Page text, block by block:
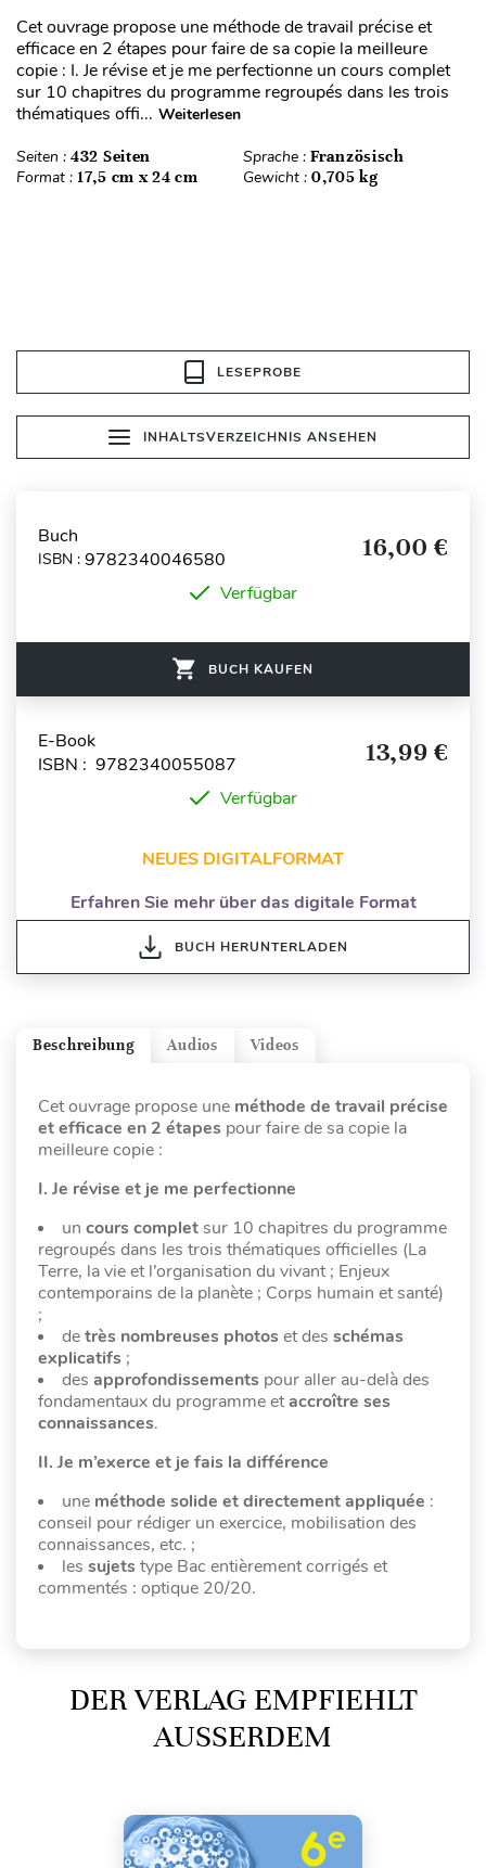
Cet ouvrage propose une méthode de travail précise et
efficace en 2 étapes pour faire de sa copie la meilleure
copie : I. Je révise et je me perfectionne un cours complet
sur 10 chapitres du programme regroupés dans les trois
thématiques offi... Weiterlesen
Seiten : 432 Seiten Sprache : Französisch
Format : 17,5 cm x 24 cm Gewicht : 0,705 kg
LESEPROBE
INHALTSVERZEICHNIS ANSEHEN
Buch
ISBN : 9782340046580 16,00 €
Verfügbar
BUCH KAUFEN
E-Book
ISBN : 9782340055087
13,99 €
Verfügbar
NEUES DIGITALFORMAT
Erfahren Sie mehr über das digitale Format
BUCH HERUNTERLADEN
Videos
Audios
Beschreibung
Cet ouvrage propose une méthode de travail précise
et efficace en 2 étapes pour faire de sa copie la
meilleure copie :
I. Je révise et je me perfectionne
un cours completsur 10 chapitres du programme
regroupés dans les trois thématiques officielles (La
Terre, la vie et l’organisation du vivant ; Enjeux
contemporains de la planète ; Corps humain et santé)
;
detrès nombreuses photos et des schémas
explicatifs ;
des approfondissements pour aller au-delà des
fondamentaux du programme etaccroître ses
connaissances.
II. Je m’exerce et je fais la différence
une méthode solide et directement appliquée :
conseil pour rédiger un exercice, mobilisation des
connaissances, etc. ;
les sujets type Bac entièrement corrigés et
commentés : optique 20/20.
DER VERLAG EMPFIEHLT
AUSSERDEM